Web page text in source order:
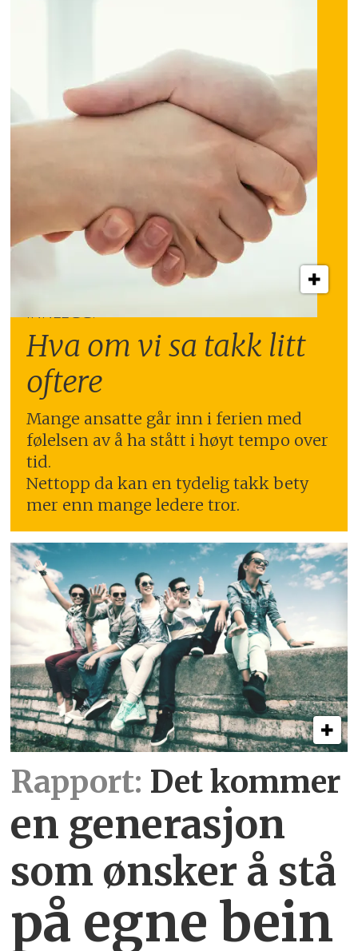
INNLEGG:
Hva om vi sa takk litt
oftere
Mange ansatte går inn i ferien med
følelsen av å ha stått i høyt tempo over
tid.
Nettopp da kan en tydelig takk bety
mer enn mange ledere tror.
Rapport: Det kommer
en generasjon
som ønsker å stå
på egne bein